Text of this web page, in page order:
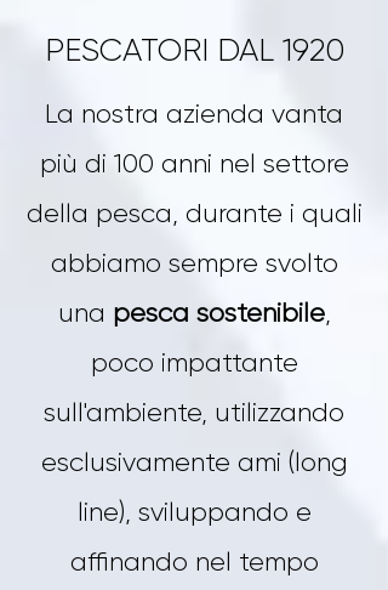
PESCATORI DAL 1920
La nostra azienda vanta
più di 100 anni nel settore
della pesca, durante i quali
abbiamo sempre svolto
una pesca sostenibile,
poco impattante
sull'ambiente, utilizzando
esclusivamente ami (long
line), sviluppando e
affinando nel tempo